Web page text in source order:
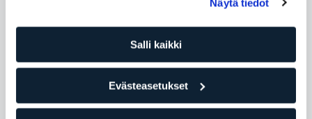
Näytä tiedot
Salli kaikki
Evästeasetukset
Estrogeeni- ja testosteronitasot laskevat,
muita oireita, jotka usein johtavat huonoon
uneen. Heikentynyt unenlaatu puolestaan